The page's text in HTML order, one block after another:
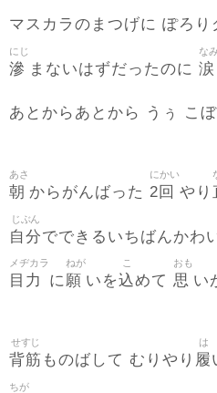
マスカラのまつげに ぽろり
滲
にじ
まないはずだったのに 涙
な
あとからあとから うぅ こ
朝
あさ
からがんばった 2回
にかい
やり
自分
じぶん
でできるいちばんかわ
目力
メヂカラ
に願
ねが
いを込
こ
めて 思
おも
い
背筋
せすじ
ものばして むりやり 履
は
ちが